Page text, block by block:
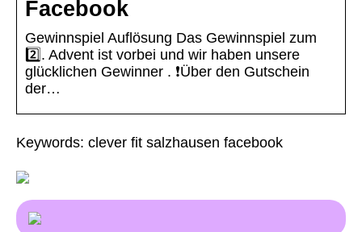
Facebook
Gewinnspiel Auflösung Das Gewinnspiel zum
2️⃣. Advent ist vorbei und wir haben unsere
glücklichen Gewinner . ❗️Über den Gutschein
der…
Keywords: clever fit salzhausen facebook